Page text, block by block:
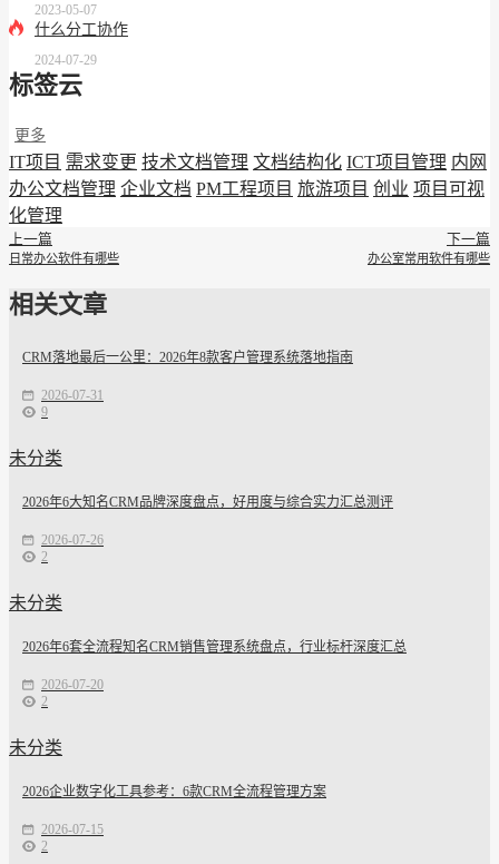
2023-05-07
什么分工协作
2024-07-29
标签云
更多
IT项目 需求变更 技术文档管理 文档结构化 ICT项目管理 内网
办公文档管理 企业文档 PM工程项目 旅游项目 创业 项目可视
化管理
上一篇
日常办公软件有哪些
下一篇
办公室常用软件有哪些
相关文章
CRM落地最后一公里：2026年8款客户管理系统落地指南
2026-07-31
9
未分类
2026年6大知名CRM品牌深度盘点，好用度与综合实力汇总测评
2026-07-26
2
未分类
2026年6套全流程知名CRM销售管理系统盘点，行业标杆深度汇总
2026-07-20
2
未分类
2026企业数字化工具参考：6款CRM全流程管理方案
2026-07-15
2